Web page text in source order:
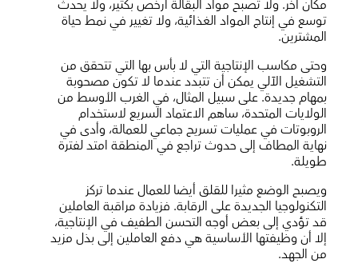
مكان آخر. ولا تصبح مواد البقالة أرخص بكثير، ولا يحدث
توسع في إنتاج المواد الغذائية، ولا تغيير في نمط حياة
المشترين.
وحتى مكاسب الإنتاجية التي لا بأس بها التي تتحقق من
التشغيل الآلي يمكن أن تتبدد عندما لا تكون مصحوبة
بمهام جديدة. على سبيل المثال، في الغرب الأوسط من
الولايات المتحدة، ساهم الاعتماد السريع لاستخدام
الروبوتات في عمليات تسريح جماعي للعمالة، وأدى في
نهاية المطاف إلى حدوث تراجع في المنطقة امتد لفترة
طويلة.
ويصبح الوضع مثيرا للقلق أيضا للعمال عندما تركز
التكنولوجيا الجديدة على الرقابة. فزيادة مراقبة العاملين
قد تؤدي إلى بعض أوجه التحسن الطفيف في الإنتاجية،
إلا أن وظيفتها الأساسية هي دفع العاملين إلى بذل مزيد
من الجهد.